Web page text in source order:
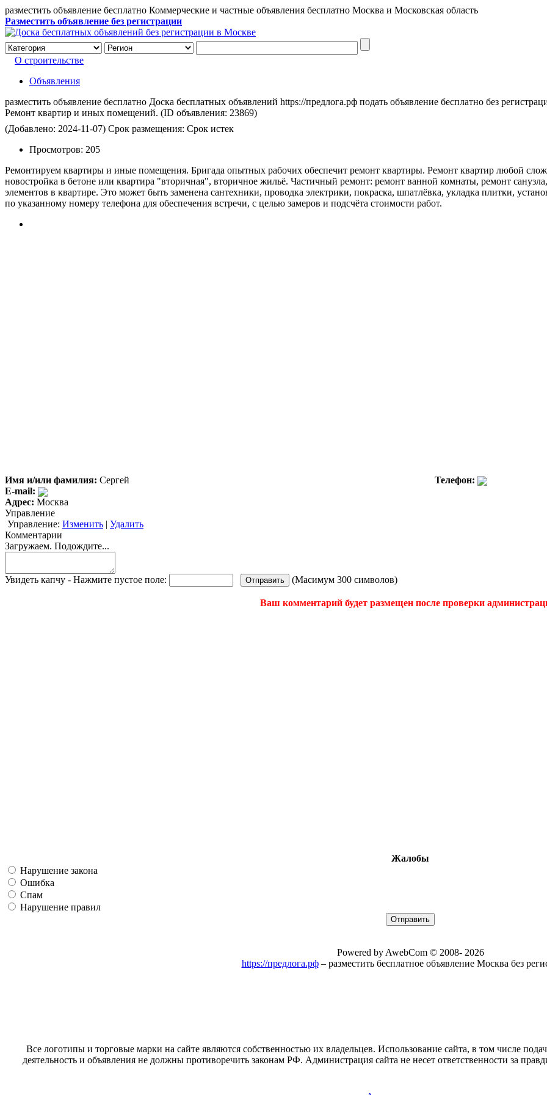
разместить объявление бесплатно Коммерческие и частные объявления бесплатно Москва и Московская область
Разместить объявление без регистрации
О строительстве
Объявления
разместить объявление бесплатно Доска бесплатных объявлений https://предлога.рф подать объявление бесплатно без
Ремонт квартир и иных помещений. (ID объявления: 23869)
(Добавлено: 2024-11-07) Срок размещения: Срок истек
Просмотров: 205
Ремонтируем квартиры и иные помещения. Бригада опытных рабочих обеспечит ремонт квартиры. Ремонт квартир любой
новостройка в бетоне или квартира "вторичная", вторичное жильё. Частичный ремонт: ремонт ванной комнаты, ремонт
элементов в квартире. Это может быть заменена сантехники, проводка электрики, покраска, шпатлёвка, укладка плитки,
по указанному номеру телефона для обеспечения встречи, с целью замеров и подсчёта стоимости работ.
Имя и/или фамилия: Сергей
Телефон:
E-mail:
Адрес: Москва
Управление
Управление: Изменить | Удалить
Комментарии
Загружаем. Подождите...
Увидеть капчу - Нажмите пустое поле: (Масимум 300 символов)
Ваш комментарий будет размещен после проверки
Жалобы
Нарушение закона
Ошибка
Спам
Нарушение правил
Powered by AwebCom © 2008- 2026
https://предлога.рф– разместить бесплатное объявление Москва без
Все логотипы и торговые марки на сайте являются собственностью их владельцев. Использование сайта, в том числе
деятельность и объявления не должны противоречить законам РФ. Администрация сайта не несет ответственности за